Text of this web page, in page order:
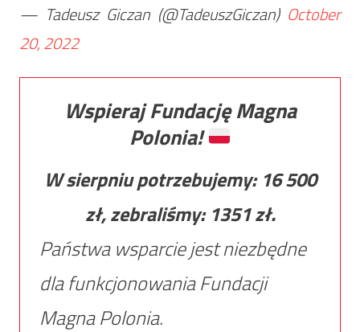
— Tadeusz Giczan (@TadeuszGiczan) October
20, 2022
Wspieraj Fundację Magna
Polonia!
W sierpniu potrzebujemy: 16 500
zł, zebraliśmy: 1351zł.
Państwa wsparcie jest niezbędne
dla funkcjonowania Fundacji
Magna Polonia.